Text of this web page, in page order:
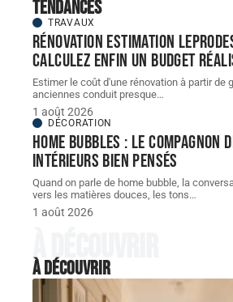
Tendances
TRAVAUX
Rénovation estimation
calculez enfin un budget
Estimer le coût d'une rénovation à partir de
anciennes conduit presque…
1 août 2026
DÉCORATION
Home bubbles : le compagnon
intérieurs bien pensés
Quand on parle de home bubble, la
vers les matières douces, les tons…
1 août 2026
À découvrir
À découvrir